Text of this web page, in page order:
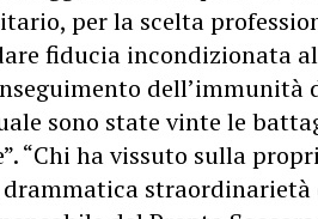
per la scelta
fiducia incondizionata
dell’immunità
sono state vinte le
“Chi ha vissuto sulla
straordinarietà